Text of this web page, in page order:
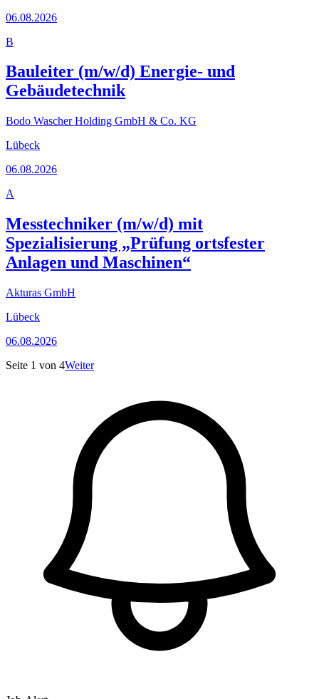
06.08.2026
B
Bauleiter (m/w/d) Energie- und
Gebäudetechnik
Bodo Wascher Holding GmbH & Co. KG
Lübeck
06.08.2026
A
Messtechniker (m/w/d) mit
Spezialisierung „Prüfung ortsfester
Anlagen und Maschinen“
Akturas GmbH
Lübeck
06.08.2026
Seite 1 von 4Weiter